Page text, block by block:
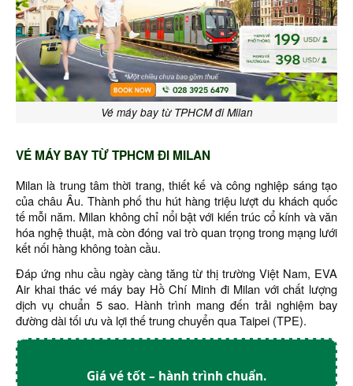
Vé máy bay từ TPHCM đi Milan
VÉ MÁY BAY TỪ TPHCM ĐI MILAN
Milan là trung tâm thời trang, thiết kế và công nghiệp sáng tạo
của châu Âu. Thành phố thu hút hàng triệu lượt du khách quốc
tế mỗi năm. Milan không chỉ nổi bật với kiến trúc cổ kính và văn
hóa nghệ thuật, mà còn đóng vai trò quan trọng trong mạng lưới
kết nối hàng không toàn cầu.
Đáp ứng nhu cầu ngày càng tăng từ thị trường Việt Nam, EVA
Air khai thác vé máy bay Hồ Chí Minh đi Milan với chất lượng
dịch vụ chuẩn 5 sao. Hành trình mang đến trải nghiệm bay
đường dài tối ưu và lợi thế trung chuyển qua Taipei (TPE).
Giá vé tốt – hành trình chuẩn.